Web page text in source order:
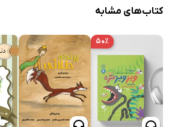
کتاب‌های مشابه
۵۰٪